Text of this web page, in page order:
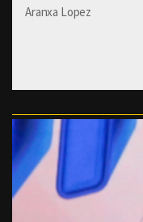
Aranxa Lopez